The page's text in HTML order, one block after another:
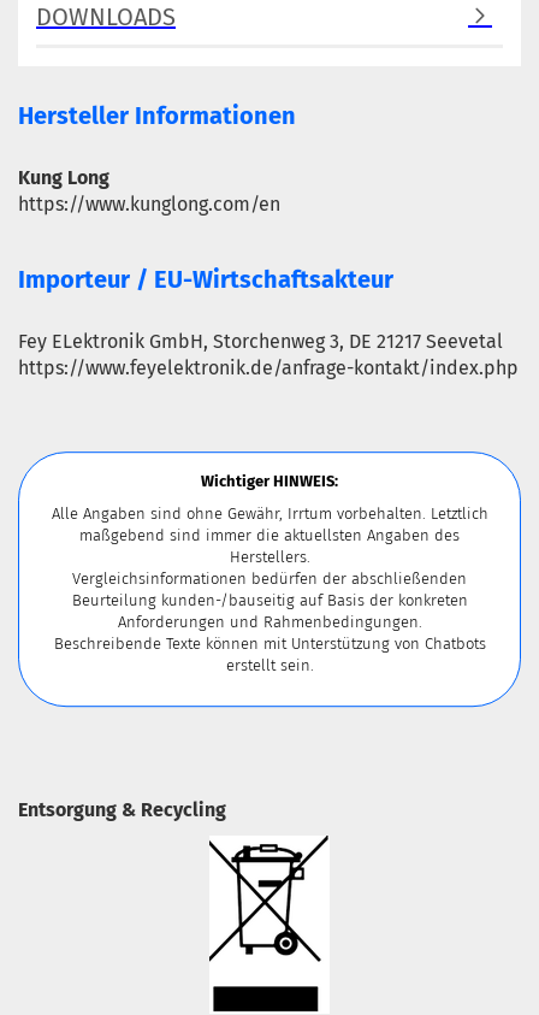
DOWNLOADS
Hersteller Informationen
Kung Long
https://www.kunglong.com/en
Importeur / EU-Wirtschaftsakteur
Fey ELektronik GmbH, Storchenweg 3, DE 21217 Seevetal
https://www.feyelektronik.de/anfrage-kontakt/index.php
Wichtiger HINWEIS:
Alle Angaben sind ohne Gewähr, Irrtum vorbehalten. Letztlich
maßgebend sind immer die aktuellsten Angaben des
Herstellers.
Vergleichsinformationen bedürfen der abschließenden
Beurteilung kunden-/bauseitig auf Basis der konkreten
Anforderungen und Rahmenbedingungen.
Beschreibende Texte können mit Unterstützung von Chatbots
erstellt sein.
Entsorgung & Recycling